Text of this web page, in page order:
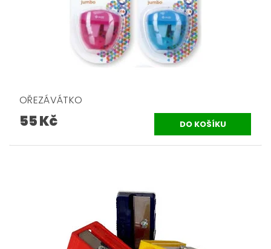
OŘEZÁVÁTKO
55 Kč